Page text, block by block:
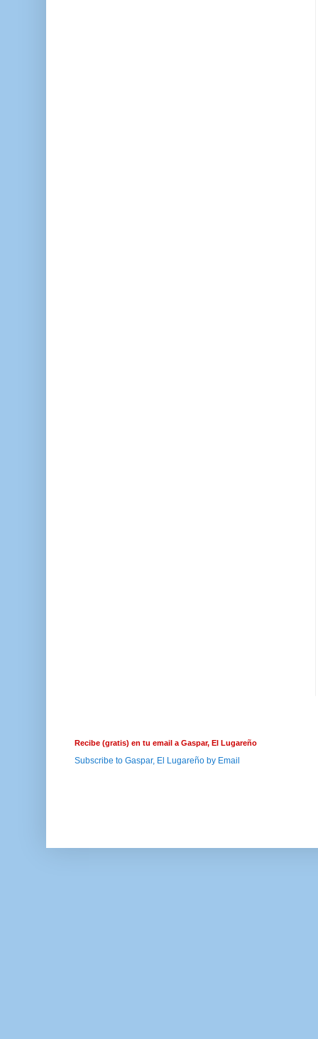
Recibe (gratis) en tu email a Gaspar, El Lugareño
Subscribe to Gaspar, El Lugareño by Email